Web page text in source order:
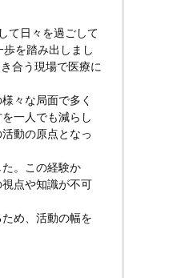
て日々を過ごして
を踏み出しまし
合う現場で医療に
々な局面で多く
一人でも減らし
動の原点となっ
。この経験か
点や知識が不可
め、活動の幅を